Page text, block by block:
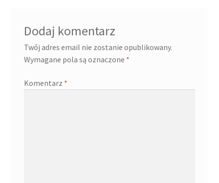
Dodaj komentarz
Twój adres email nie zostanie opublikowany.
Wymagane pola są oznaczone *
Komentarz *